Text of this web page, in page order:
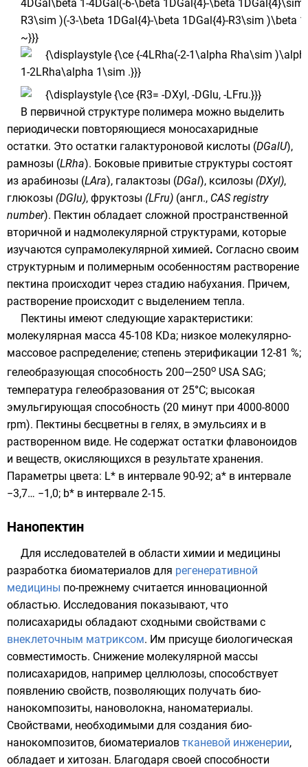
В первичной структуре полимера можно выделить
периодически повторяющиеся моносахаридные
остатки. Это остатки галактуроновой кислоты (DGalU),
рамнозы (LRha). Боковые привитые структуры состоят
из арабинозы (LAra), галактозы (DGal), ксилозы (DXyl),
глюкозы (DGlu), фруктозы (LFru) (англ., CAS registry
number). Пектин обладает сложной пространственной
вторичной и надмолекулярной структурами, которые
изучаются супрамолекулярной химией. Согласно своим
структурным и полимерным особенностям растворение
пектина происходит через стадию набухания. Причем,
растворение происходит с выделением тепла.
Пектины имеют следующие характеристики:
молекулярная масса 45-108 KDa; низкое молекулярно-
массовое распределение; степень этерификации 12-81 %;
гелеобразующая способность 200—250o USA SAG;
температура гелеобразования от 25°C; высокая
эмульгирующая способность (20 минут при 4000-8000
rpm). Пектины бесцветны в гелях, в эмульсиях и в
растворенном виде. Не содержат остатки флавоноидов
и веществ, окисляющихся в результате хранения.
Параметры цвета: L* в интервале 90-92; a* в интервале
−3,7… −1,0; b* в интервале 2-15.
Нанопектин
Для исследователей в области химии и медицины
разработка биоматериалов для регенеративной
медицины по-прежнему считается инновационной
областью. Исследования показывают, что
полисахариды обладают сходными свойствами с
внеклеточным матриксом. Им присуще биологическая
совместимость. Снижение молекулярной массы
полисахаридов, например целлюлозы, способствует
появлению свойств, позволяющих получать био-
нанокомпозиты, нановолокна, наноматериалы.
Свойствами, необходимыми для создания био-
нанокомпозитов, биоматериалов тканевой инженерии,
обладает и хитозан. Благодаря своей способности